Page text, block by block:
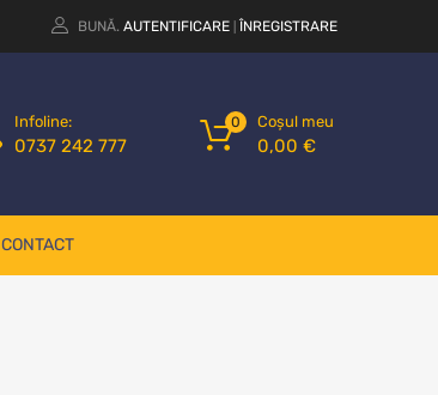
BUNĂ. AUTENTIFICARE ÎNREGISTRARE
Infoline:
0737 242 777
Coșul meu
0,00 €
0
CONTACT